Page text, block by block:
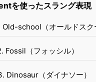
を使ったスラング表現
Old-school（オールドスク
Fossil（フォッシル）
Dinosaur（ダイナソー）